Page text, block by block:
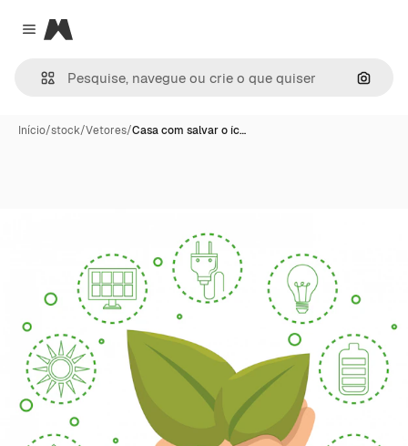
Close menu
Magnific
Início/stock/Vetores/Casa com salvar o íc…